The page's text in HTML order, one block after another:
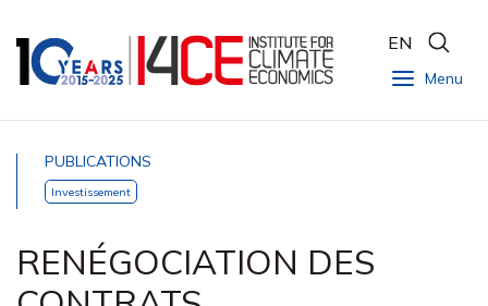
Menu
EN
PUBLICATIONS
Investissement
RENÉGOCIATION DES